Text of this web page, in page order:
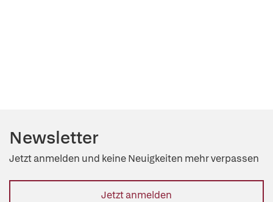
Newsletter
Jetzt anmelden und keine Neuigkeiten mehr verpassen
Jetzt anmelden